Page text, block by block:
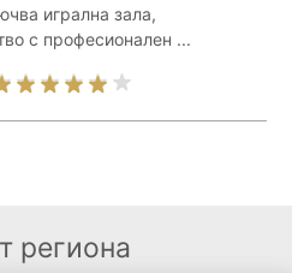
игрална зала,
с професионален ...
региона